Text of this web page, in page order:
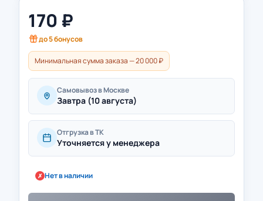
170 ₽
до5бонусов
Минимальная сумма заказа — 20 000 ₽
Самовывоз в Москве
Завтра (10 августа)
Отгрузка в ТК
Уточняется у менеджера
✗ Нет в наличии